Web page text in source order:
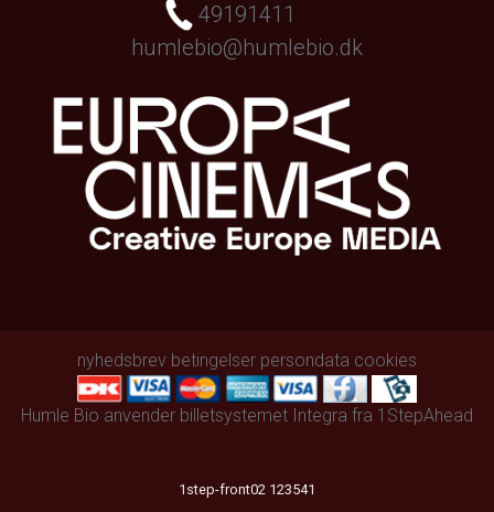
49191411
humlebio@humlebio.dk
nyhedsbrev betingelser persondata cookies
Humle Bio anvender billetsystemet Integra fra 1StepAhead
1step-front02 123541